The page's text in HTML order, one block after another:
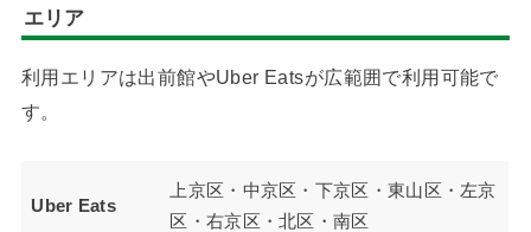
エリア
利用エリアは出前館やUber Eatsが広範囲で利用可能で
す。
Uber Eats
上京区・中京区・下京区・東山区・左京
区・右京区・北区・南区